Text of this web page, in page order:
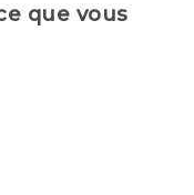
que vous